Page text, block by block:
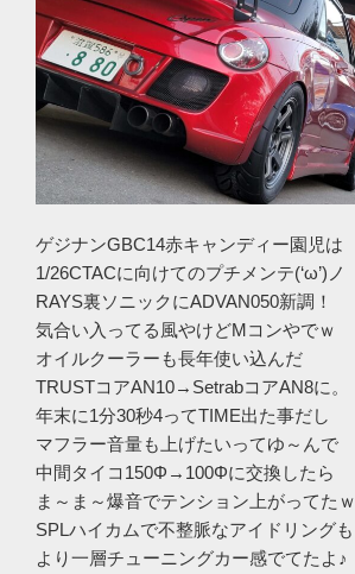
ゲジナンGBC14赤キャンディー園児は
1/26CTACに向けてのプチメンテ(‘ω’)ノ
RAYS裏ソニックにADVAN050新調！
気合い入ってる風やけどMコンやでｗ
オイルクーラーも長年使い込んだ
TRUSTコアAN10→SetrabコアAN8に。
年末に1分30秒4ってTIME出た事だし
マフラー音量も上げたいってゆ～んで
中間タイコ150Φ→100Φに交換したら
ま～ま～爆音でテンション上がってたｗ
SPLハイカムで不整脈なアイドリングも
より一層チューニングカー感でてたよ♪